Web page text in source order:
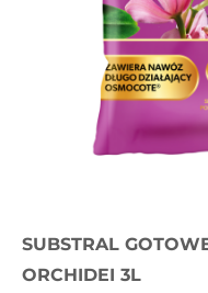
SUBSTRAL
ORCHIDEI 3L